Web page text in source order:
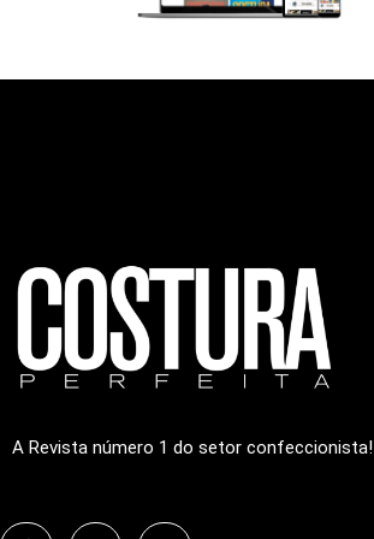
A Revista número 1 do setor confeccionista!